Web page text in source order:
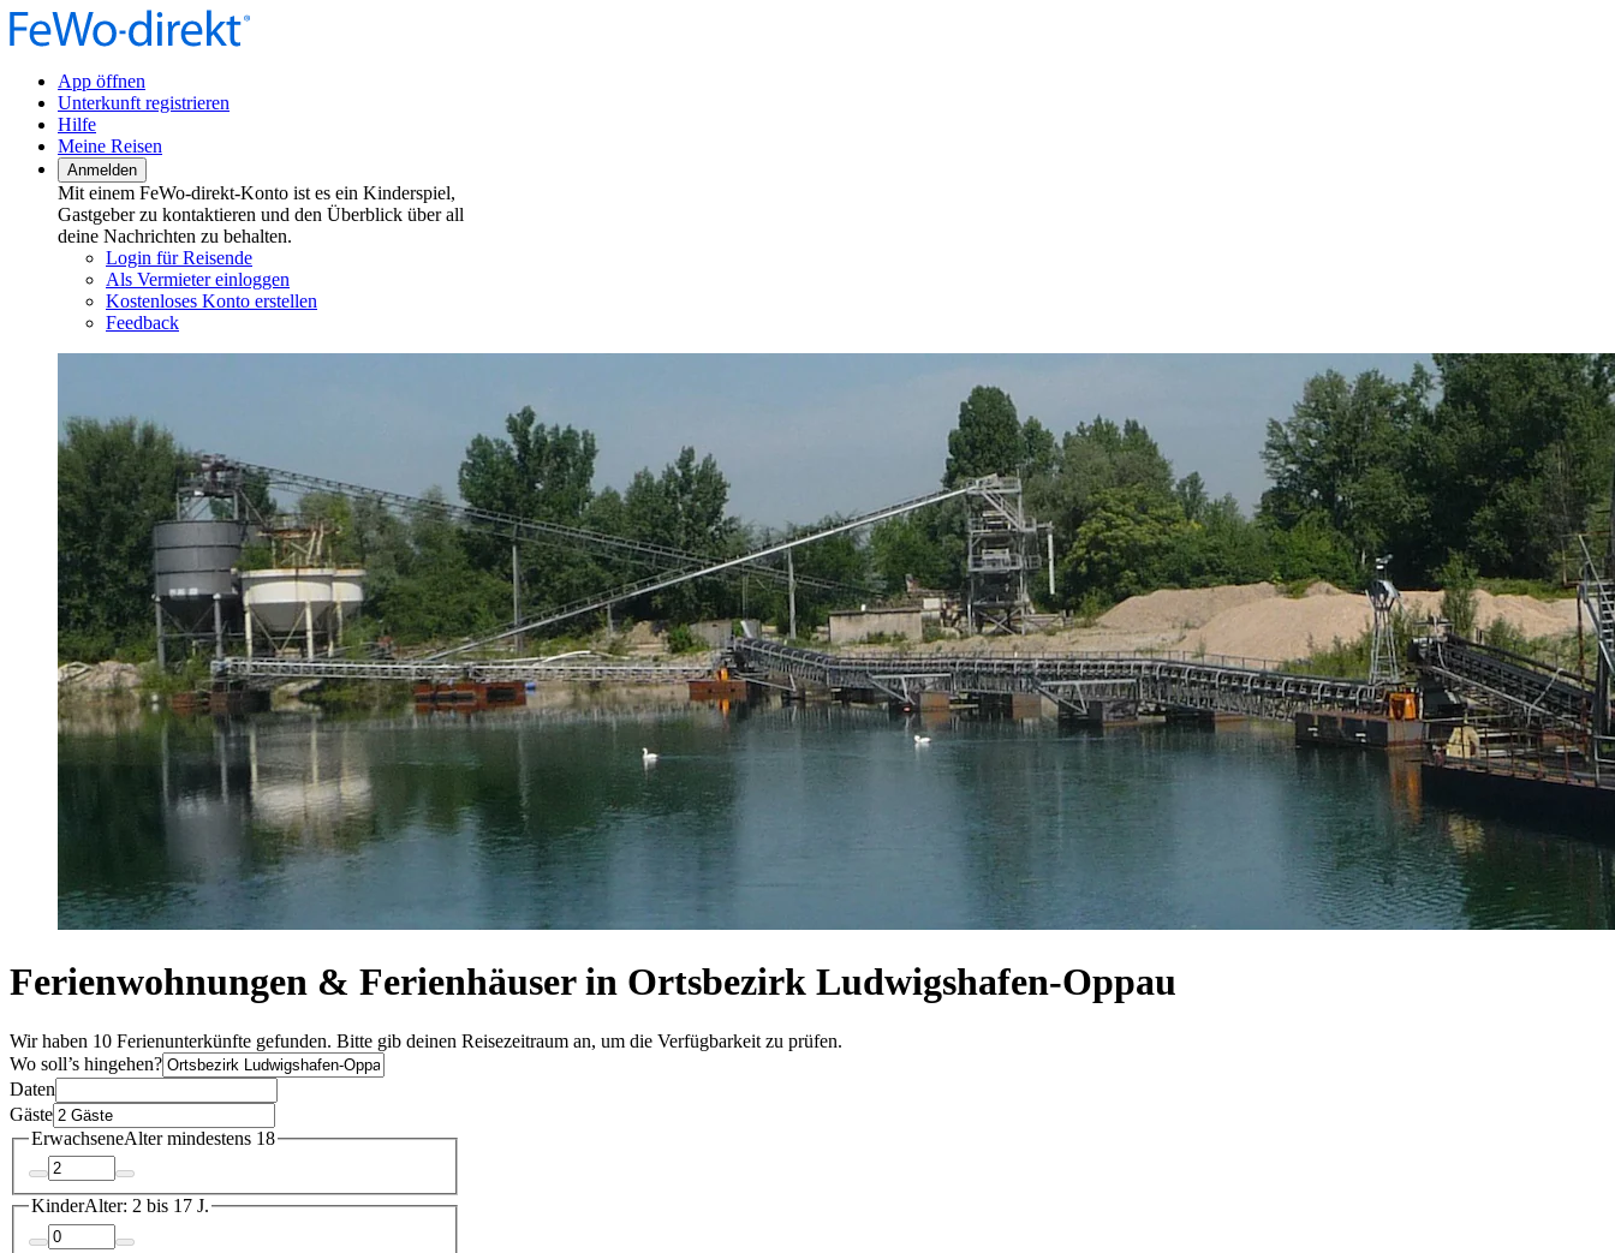
App öffnen
Unterkunft registrieren
Hilfe
Meine Reisen
Anmelden
Mit einem FeWo-direkt-Konto ist es ein Kinderspiel,
Gastgeber zu kontaktieren und den Überblick über all
deine Nachrichten zu behalten.
Login für Reisende
Als Vermieter einloggen
Kostenloses Konto erstellen
Feedback
Ferienwohnungen & Ferienhäuser in Ortsbezirk Ludwigshafen-Oppau
Wir haben 10 Ferienunterkünfte gefunden. Bitte gib deinen Reisezeitraum an, um die Verfügbarkeit zu prüfen.
Wo soll’s hingehen?
Daten
Gäste
ErwachseneAlter mindestens 18
KinderAlter: 2 bis 17 J.